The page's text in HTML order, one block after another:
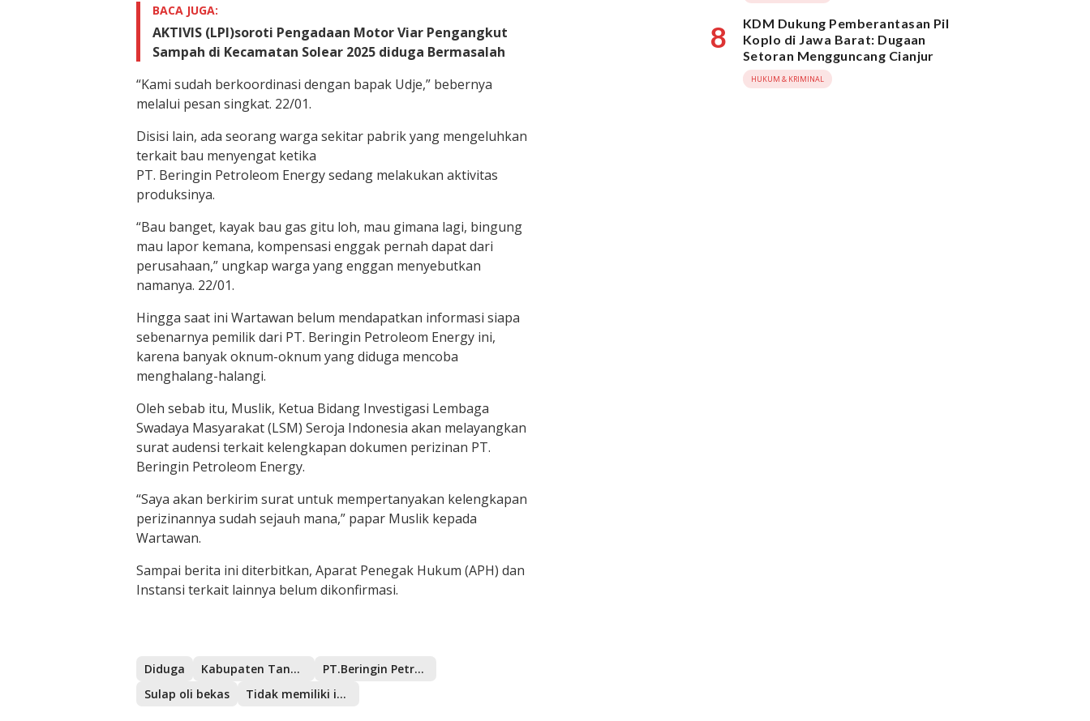
BACA JUGA:
AKTIVIS (LPI)soroti Pengadaan Motor Viar Pengangkut
Sampah di Kecamatan Solear 2025 diduga Bermasalah
“Kami sudah berkoordinasi dengan bapak Udje,” bebernya
melalui pesan singkat. 22/01.
Disisi lain, ada seorang warga sekitar pabrik yang mengeluhkan
terkait bau menyengat ketika
PT. Beringin Petroleom Energy sedang melakukan aktivitas
produksinya.
“Bau banget, kayak bau gas gitu loh, mau gimana lagi, bingung
mau lapor kemana, kompensasi enggak pernah dapat dari
perusahaan,” ungkap warga yang enggan menyebutkan
namanya. 22/01.
Hingga saat ini Wartawan belum mendapatkan informasi siapa
sebenarnya pemilik dari PT. Beringin Petroleom Energy ini,
karena banyak oknum-oknum yang diduga mencoba
menghalang-halangi.
Oleh sebab itu, Muslik, Ketua Bidang Investigasi Lembaga
Swadaya Masyarakat (LSM) Seroja Indonesia akan melayangkan
surat audensi terkait kelengkapan dokumen perizinan PT.
Beringin Petroleom Energy.
“Saya akan berkirim surat untuk mempertanyakan kelengkapan
perizinannya sudah sejauh mana,” papar Muslik kepada
Wartawan.
Sampai berita ini diterbitkan, Aparat Penegak Hukum (APH) dan
Instansi terkait lainnya belum dikonfirmasi.
Diduga Kabupaten Tangerang
PT.Beringin Petroleum Energy
Sulap oli bekas
Tidak memiliki izin
8
KDM Dukung Pemberantasan Pil
Koplo di Jawa Barat: Dugaan
Setoran Mengguncang Cianjur
HUKUM & KRIMINAL